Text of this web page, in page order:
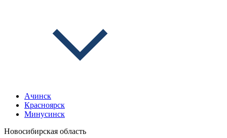
Ачинск
Красноярск
Минусинск
Новосибирская область